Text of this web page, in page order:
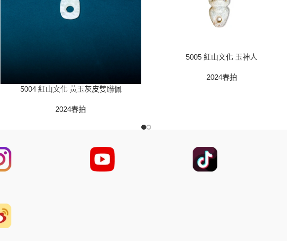
5004 紅山文化 黃玉灰皮雙聯佩
2024春拍
5005 紅山文化 玉神人
2024春拍